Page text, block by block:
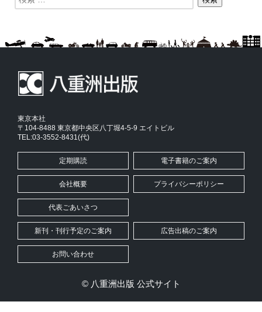
東京本社
〒104-8488 東京都中央区八丁堀4-5-9 エイトビル
TEL:03-3552-8431(代)
定期購読 電子書籍のご案内
会社概要 プライバシーポリシー
代表ごあいさつ
新刊・刊行予定のご案内 広告出稿のご案内
お問い合わせ
© 八重洲出版 公式サイト